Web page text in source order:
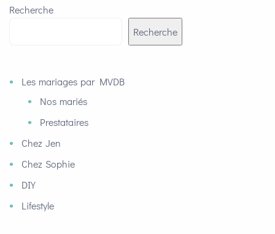
Recherche
Recherche
Les mariages par MVDB
Nos mariés
Prestataires
Chez Jen
Chez Sophie
DIY
Lifestyle